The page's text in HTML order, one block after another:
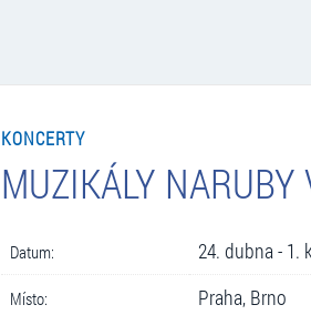
KONCERTY
MUZIKÁLY NARUBY
Datum: 24. dubna - 1.
Místo: Praha, Brno